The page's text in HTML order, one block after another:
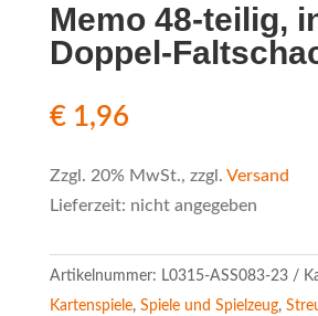
Memo 48-teilig,
Doppel-
€1,96
Zzgl. 20% MwSt., zzgl. Versand
Lieferzeit: nicht angegeben
Artikelnummer: L0315-ASS083-23
Kartenspiele, Spiele und Spielzeug,